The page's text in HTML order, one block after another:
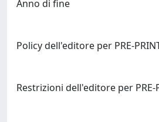
Anno di fine
Policy dell'editore per PRE-
Restrizioni dell'editore per PRE-